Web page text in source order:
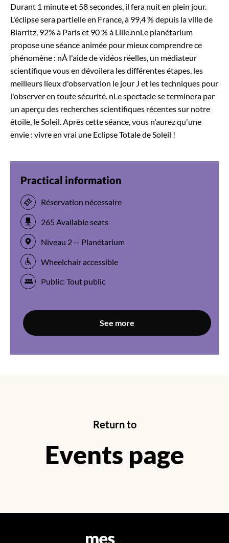
Durant 1 minute et 58 secondes, il fera nuit en plein jour.
L'éclipse sera partielle en France, à 99,4 % depuis la ville de
Biarritz, 92% à Paris et 90 % à Lille.nnLe planétarium
propose une séance animée pour mieux comprendre ce
phénomène : nÀ l'aide de vidéos réelles, un médiateur
scientifique vous en dévoilera les différentes étapes, les
meilleurs lieux d'observation le jour J et les techniques pour
l'observer en toute sécurité. nLe spectacle se terminera par
un aperçu des recherches scientifiques récentes sur notre
étoile, le Soleil. Après cette séance, vous n'aurez qu'une
envie : vivre en vrai une Eclipse Totale de Soleil !
Practical information
Réservation nécessaire
265 Available seats
Niveau 2 -- Planétarium
Wheelchair accessible
Public: Tout public
See more
Return to
Events page